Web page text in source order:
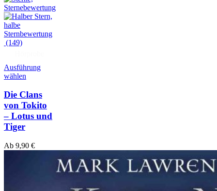
(149)
Ausführung
wählen
Die Clans
von Tokito
– Lotus und
Tiger
Ab 9,90 €